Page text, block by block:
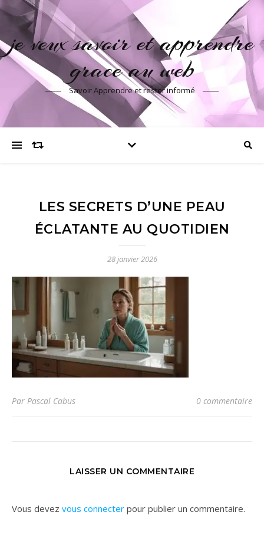
je veux savoir et apprendre
grace au web
Savoir Apprendre et rester informé
LES SECRETS D’UNE PEAU
ÉCLATANTE AU QUOTIDIEN
28 janvier 2026
Par Pascal Cabus 0 commentaire
LAISSER UN COMMENTAIRE
Vous devez vous connecter pour publier un commentaire.